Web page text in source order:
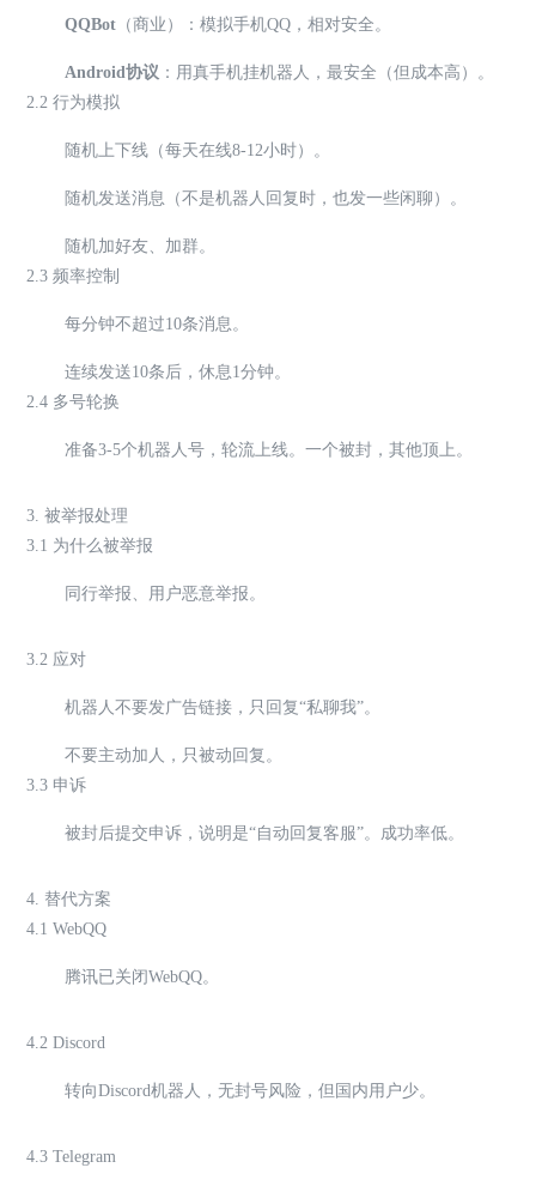
QQBot （商业）：模拟手机QQ，相对安全。
Android协议 ：用真手机挂机器人，最安全（但成本高）。
2.2 行为模拟
随机上下线（每天在线8-12小时）。
随机发送消息（不是机器人回复时，也发一些闲聊）。
随机加好友、加群。
2.3 频率控制
每分钟不超过10条消息。
连续发送10条后，休息1分钟。
2.4 多号轮换
准备3-5个机器人号，轮流上线。一个被封，其他顶上。
3. 被举报处理
3.1 为什么被举报
同行举报、用户恶意举报。
3.2 应对
机器人不要发广告链接，只回复“私聊我”。
不要主动加人，只被动回复。
3.3 申诉
被封后提交申诉，说明是“自动回复客服”。成功率低。
4. 替代方案
4.1 WebQQ
腾讯已关闭WebQQ。
4.2 Discord
转向Discord机器人，无封号风险，但国内用户少。
4.3 Telegram